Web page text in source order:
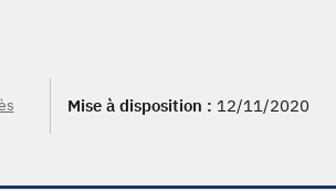
Mise à disposition : 12/11/2020